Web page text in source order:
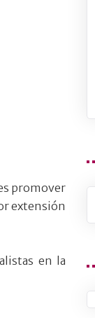
promover
extensión
en la